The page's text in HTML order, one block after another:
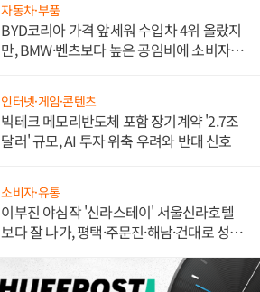
자동차·부품
BYD코리아 가격 앞세워 수입차 4위 올랐지
만, BMW·벤츠보다 높은 공임비에 소비자
인터넷·게임·콘텐츠
빅테크 메모리반도체 포함 장기계약 '2.7조
달러' 규모, AI 투자 위축 우려와 반대 신호
소비자·유통
이부진 야심작 '신라스테이' 서울신라호텔
보다 잘 나가, 평택·주문진·해남·건대로 성